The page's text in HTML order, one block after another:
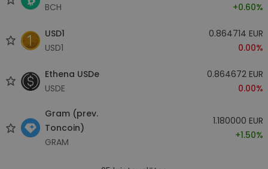
BCH
+0.60%
USD1
USD1
0.864714 EUR
0.00%
Ethena USDe
USDE
0.864672 EUR
0.00%
Gram (prev.
Toncoin)
GRAM
1.180000 EUR
+1.50%